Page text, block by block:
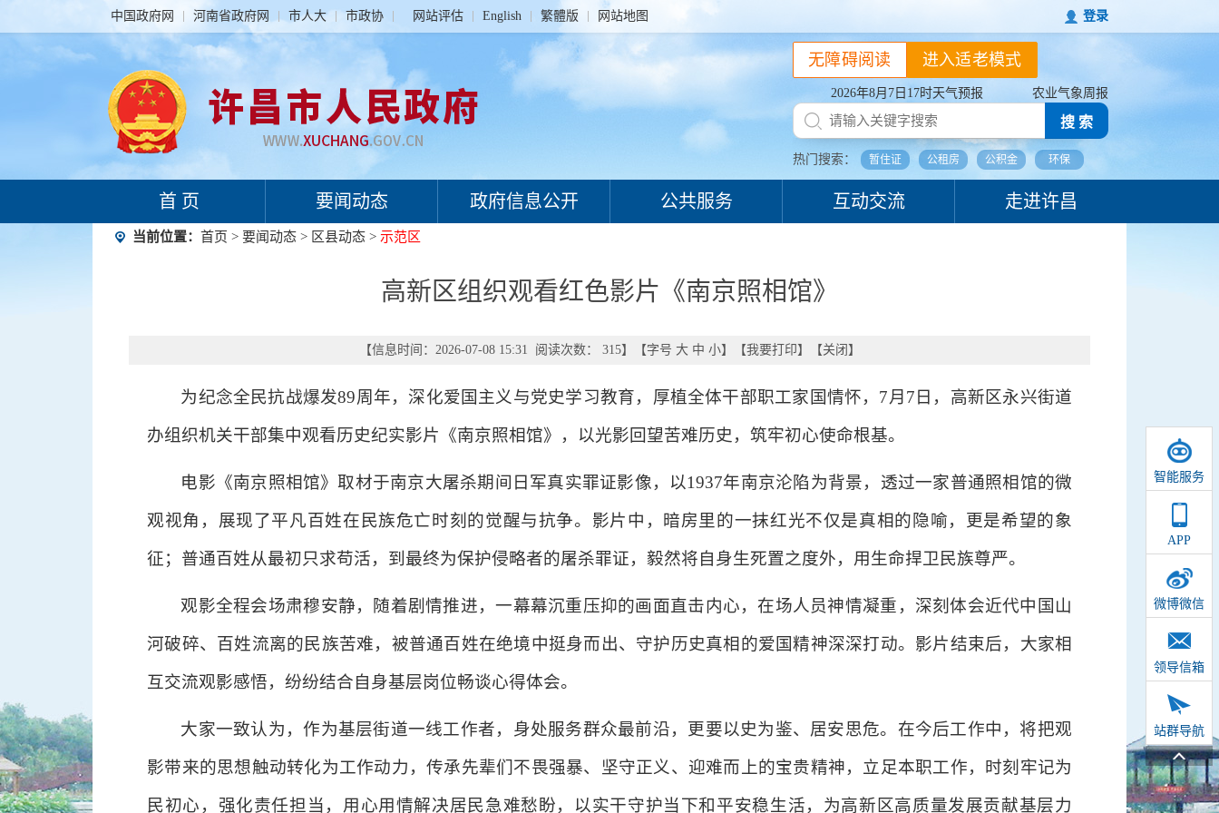
中国政府网 河南省政府网 市人大 市政协 网站评估 English 繁體版 网站地图 登录
2026年8月7日17时天气预报 农业气象周报
搜 索
热门搜索： 暂住证 公租房 公积金 环保
进入适老模式
无障碍阅读
首 页 要闻动态 政府信息公开 公共服务 互动交流 走进许昌
智能服务
APP
微博微信
领导信箱
站群导航
当前位置： 首页 > 要闻动态 > 区县动态 > 示范区
高新区组织观看红色影片《南京照相馆》
【信息时间：2026-07-08 15:31 阅读次数： 315】【字号 大 中 小】【我要打印】【关闭 】
为纪念全民抗战爆发89周年，深化爱国主义与党史学习教育，厚植全体干部职工家国情怀，7月7日，高新区永兴街道
办组织机关干部集中观看历史纪实影片《南京照相馆》，以光影回望苦难历史，筑牢初心使命根基。
电影《南京照相馆》取材于南京大屠杀期间日军真实罪证影像，以1937年南京沦陷为背景，透过一家普通照相馆的微
观视角，展现了平凡百姓在民族危亡时刻的觉醒与抗争。影片中，暗房里的一抹红光不仅是真相的隐喻，更是希望的象
征；普通百姓从最初只求苟活，到最终为保护侵略者的屠杀罪证，毅然将自身生死置之度外，用生命捍卫民族尊严。
观影全程会场肃穆安静，随着剧情推进，一幕幕沉重压抑的画面直击内心，在场人员神情凝重，深刻体会近代中国山
河破碎、百姓流离的民族苦难，被普通百姓在绝境中挺身而出、守护历史真相的爱国精神深深打动。影片结束后，大家相
互交流观影感悟，纷纷结合自身基层岗位畅谈心得体会。
大家一致认为，作为基层街道一线工作者，身处服务群众最前沿，更要以史为鉴、居安思危。在今后工作中，将把观
影带来的思想触动转化为工作动力，传承先辈们不畏强暴、坚守正义、迎难而上的宝贵精神，立足本职工作，时刻牢记为
民初心，强化责任担当，用心用情解决居民急难愁盼，以实干守护当下和平安稳生活，为高新区高质量发展贡献基层力